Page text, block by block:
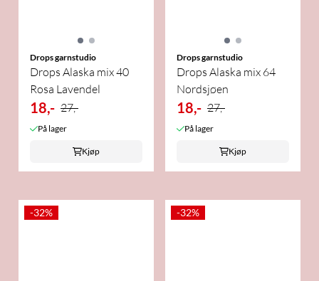
Drops garnstudio
Drops Alaska mix 40
Rosa Lavendel
18,- 27,-
På lager
Kjøp
Drops garnstudio
Drops Alaska mix 64
Nordsjøen
18,- 27,-
På lager
Kjøp
-32% -32%